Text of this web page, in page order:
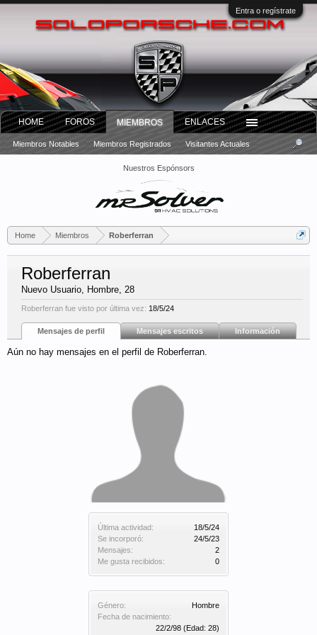
Entra o regístrate
Nuestros Espónsors
Home Miembros Roberferran
Última actividad:
18/5/24
Se incorporó:
24/5/23
Mensajes:
2
Me gusta recibidos:
0
Género:
Hombre
Fecha de nacimiento:
22/2/98 (Edad: 28)
Roberferran
Nuevo Usuario, Hombre, 28
Roberferran fue visto por última vez: 18/5/24
Mensajes de perfil Mensajes escritos Información
Aún no hay mensajes en el perfil de Roberferran.
HOME FOROS MIEMBROS
Miembros Notables Miembros Registrados Visitantes Actuales
ENLACES